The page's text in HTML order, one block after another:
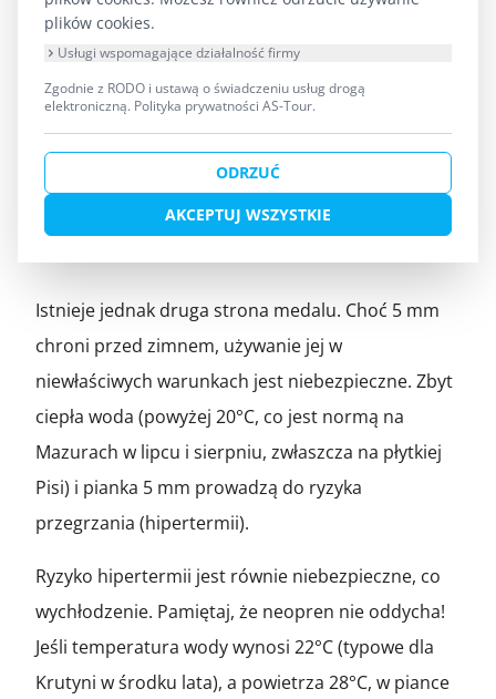
takich warunkach, zwłaszcza przy mgle i niskim
słońcu,pianka neoprenowa 5mm
inwestycją w komfort i bezpieczeństwo.
Uwaga na przegrzanie – unikaj 5
mm w upalne dni
Istnieje jednak druga strona medalu. Choć 5 mm
chroni przed zimnem, używanie jej w
niewłaściwych warunkach jest niebezpieczne. Zbyt
ciepła woda (powyżej 20°C, co jest normą na
Mazurach w lipcu i sierpniu, zwłaszcza na płytkiej
Pisi) i pianka 5 mm prowadzą do ryzyka
przegrzania (hipertermii).
Ryzyko hipertermii jest równie niebezpieczne, co
wychłodzenie. Pamiętaj, że neopren nie oddycha!
Jeśli temperatura wody wynosi 22°C (typowe dla
Krutyni w środku lata), a powietrza 28°C, w piance
plików cookies.
Usługi wspomagające działalność firmy
Zgodnie z RODO i ustawą o świadczeniu usług drogą
elektroniczną. Polityka prywatności AS-Tour.
ODRZUĆ
AKCEPTUJ WSZYSTKIE